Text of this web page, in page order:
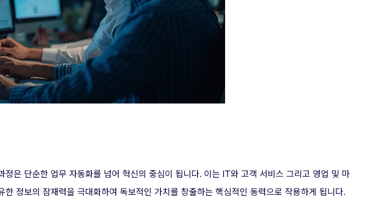
은 단순한 업무 자동화를 넘어 혁신의 중심이 됩니다. 이는 IT와 고객 서비스 그리고 영업 및 마
정보의 잠재력을 극대화하여 독보적인 가치를 창출하는 핵심적인 동력으로 작용하게 됩니다.